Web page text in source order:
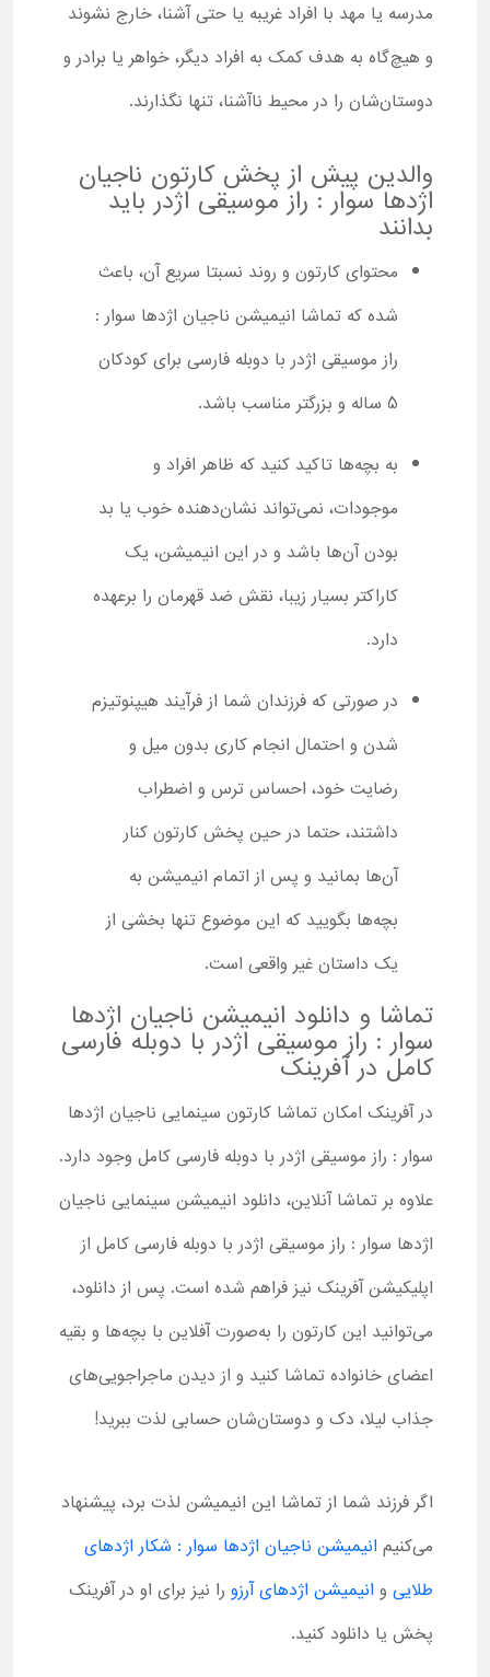
مدرسه یا مهد با افراد غریبه یا حتی آشنا، خارج نشوند
و هیچ‌گاه به هدف کمک به افراد دیگر، خواهر یا برادر و
دوستان‌شان را در محیط ناآشنا، تنها نگذارند.
والدین پیش از پخش کارتون ناجیان
اژدها سوار : راز موسیقی اژدر باید
بدانند
محتوای کارتون و روند نسبتا سریع آن، باعث
شده که تماشا انیمیشن ناجیان اژدها سوار :
راز موسیقی اژدر با دوبله فارسی برای کودکان
5 ساله و بزرگتر مناسب باشد.
به بچه‌ها تاکید کنید که ظاهر افراد و
موجودات، نمی‌تواند نشان‌دهنده خوب یا بد
بودن آن‌ها باشد و در این انیمیشن، یک
کاراکتر بسیار زیبا، نقش ضد قهرمان را برعهده
دارد.
در صورتی که فرزندان شما از فرآیند هیپنوتیزم
شدن و احتمال انجام کاری بدون میل و
رضایت خود، احساس ترس و اضطراب
داشتند، حتما در حین پخش کارتون کنار
آن‌ها بمانید و پس از اتمام انیمیشن به
بچه‌ها بگویید که این موضوع تنها بخشی از
یک داستان غیر واقعی است.
تماشا و دانلود انیمیشن ناجیان اژدها
سوار : راز موسیقی اژدر با دوبله فارسی
کامل در آفرینک
در آفرینک امکان تماشا کارتون سینمایی ناجیان اژدها
سوار : راز موسیقی اژدر با دوبله فارسی کامل وجود دارد.
علاوه بر تماشا آنلاین، دانلود انیمیشن سینمایی ناجیان
اژدها سوار : راز موسیقی اژدر با دوبله فارسی کامل از
اپلیکیشن آفرینک نیز فراهم شده است. پس از دانلود،
می‌توانید این کارتون را به‌صورت آفلاین با بچه‌ها و بقیه
اعضای خانواده تماشا کنید و از دیدن ماجراجویی‌های
جذاب لیلا، دک و دوستان‌شان حسابی لذت ببرید!
اگر فرزند شما از تماشا این انیمیشن لذت برد، پیشنهاد
می‌کنیم انیمیشن ناجیان اژدها سوار : شکار اژدهای
طلایی و انیمیشن اژدهای آرزو را نیز برای او در آفرینک
پخش یا دانلود کنید.